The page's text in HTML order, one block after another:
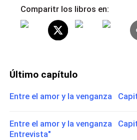
Comparitr los libros en:
Último capítulo
Entre el amor y la venganza
Entre el amor y la venganza
Entrevista"